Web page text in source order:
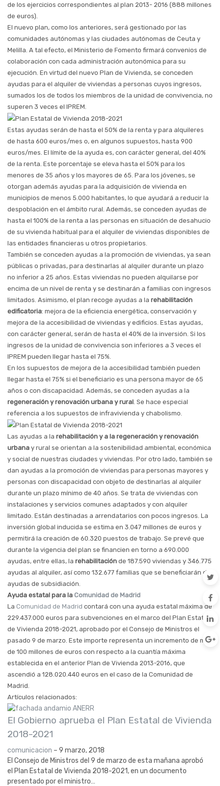
de los ejercicios correspondientes al plan 2013- 2016 (888 millones
de euros).
El nuevo plan, como los anteriores, será gestionado por las
comunidades autónomas y las ciudades autónomas de Ceuta y
Melilla. A tal efecto, el Ministerio de Fomento firmará convenios de
colaboración con cada administración autonómica para su
ejecución. En virtud del nuevo Plan de Vivienda, se conceden
ayudas para el alquiler de viviendas a personas cuyos ingresos,
sumados los de todos los miembros de la unidad de convivencia, no
superen 3 veces el IPREM.
Estas ayudas serán de hasta el 50% de la renta y para alquileres
de hasta 600 euros/mes o, en algunos supuestos, hasta 900
euros/mes. El límite de la ayuda es, con carácter general, del 40%
de la renta. Este porcentaje se eleva hasta el 50% para los
menores de 35 años y los mayores de 65. Para los jóvenes, se
otorgan además ayudas para la adquisición de vivienda en
municipios de menos 5.000 habitantes, lo que ayudará a reducir la
despoblación en el ámbito rural. Además, se conceden ayudas de
hasta el 100% de la renta a las personas en situación de desahucio
de su vivienda habitual para el alquiler de viviendas disponibles de
las entidades financieras u otros propietarios.
También se conceden ayudas a la promoción de viviendas, ya sean
públicas o privadas, para destinarlas al alquiler durante un plazo
no inferior a 25 años. Estas viviendas no pueden alquilarse por
encima de un nivel de renta y se destinarán a familias con ingresos
limitados. Asimismo, el plan recoge ayudas a la rehabilitación
edificatoria: mejora de la eficiencia energética, conservación y
mejora de la accesibilidad de viviendas y edificios. Estas ayudas,
con carácter general, serán de hasta el 40% de la inversión. Si los
ingresos de la unidad de convivencia son inferiores a 3 veces el
IPREM pueden llegar hasta el 75%.
En los supuestos de mejora de la accesibilidad también pueden
llegar hasta el 75% si el beneficiario es una persona mayor de 65
años o con discapacidad. Además, se conceden ayudas a la
regeneración y renovación urbana y rural. Se hace especial
referencia a los supuestos de infravivienda y chabolismo.
Las ayudas a la rehabilitación y a la regeneración y renovación
urbana y rural se orientan a la sostenibilidad ambiental, económica
y social de nuestras ciudades y viviendas. Por otro lado, también se
dan ayudas a la promoción de viviendas para personas mayores y
personas con discapacidad con objeto de destinarlas al alquiler
durante un plazo mínimo de 40 años. Se trata de viviendas con
instalaciones y servicios comunes adaptados y con alquiler
limitado. Están destinadas a arrendatarios con pocos ingresos. La
inversión global inducida se estima en 3.047 millones de euros y
permitirá la creación de 60.320 puestos de trabajo. Se prevé que
durante la vigencia del plan se financien en torno a 690.000
ayudas, entre ellas, la rehabilitación de 187.590 viviendas y 346.775
ayudas al alquiler, así como 132.677 familias que se beneficiarán de
ayudas de subsidiación.
Ayuda estatal para la Comunidad de Madrid
La Comunidad de Madrid contará con una ayuda estatal máxima de
229.437.000 euros para subvenciones en el marco del Plan Estatal
de Vivienda 2018-2021, aprobado por el Consejo de Ministros el
pasado 9 de marzo. Este importe representa un incremento de más
de 100 millones de euros con respecto a la cuantía máxima
establecida en el anterior Plan de Vivienda 2013-2016, que
ascendió a 128.020.440 euros en el caso de la Comunidad de
Madrid.
Artículos relacionados:
El Gobierno aprueba el Plan Estatal de Vivienda
2018-2021
comunicacion – 9 marzo, 2018
El Consejo de Ministros del 9 de marzo de esta mañana aprobó
el Plan Estatal de Vivienda 2018-2021, en un documento
presentado por el ministro…